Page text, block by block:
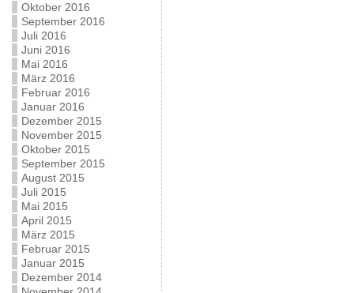
Oktober 2016
September 2016
Juli 2016
Juni 2016
Mai 2016
März 2016
Februar 2016
Januar 2016
Dezember 2015
November 2015
Oktober 2015
September 2015
August 2015
Juli 2015
Mai 2015
April 2015
März 2015
Februar 2015
Januar 2015
Dezember 2014